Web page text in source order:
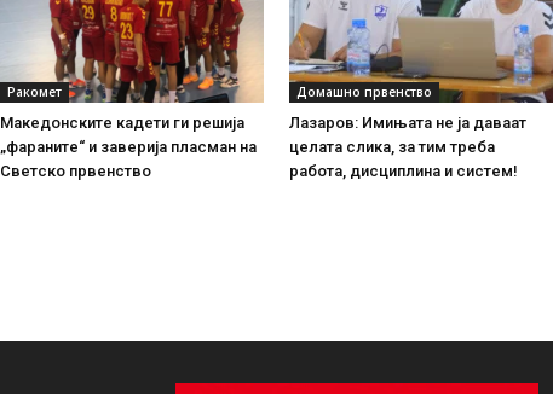
Ракомет
Македонските кадети ги решија
„фараните“ и заверија пласман на
Светско првенство
Домашно првенство
Лазаров: Имињата не ја даваат
целата слика, за тим треба
работа, дисциплина и систем!